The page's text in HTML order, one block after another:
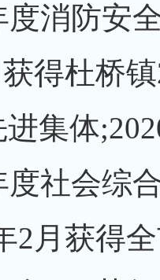
度消防安
得杜桥
集体
度社会综
2月获得